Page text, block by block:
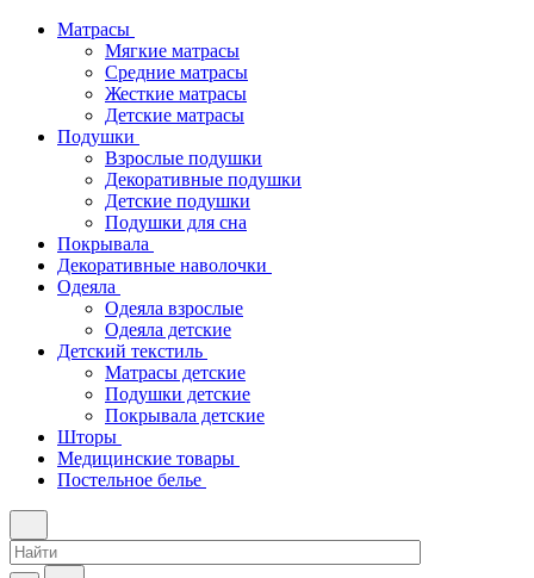
Матрасы
Мягкие матрасы
Средние матрасы
Жесткие матрасы
Детские матрасы
Подушки
Взрослые подушки
Декоративные подушки
Детские подушки
Подушки для сна
Покрывала
Декоративные наволочки
Одеяла
Одеяла взрослые
Одеяла детские
Детский текстиль
Матрасы детские
Подушки детские
Покрывала детские
Шторы
Медицинские товары
Постельное белье